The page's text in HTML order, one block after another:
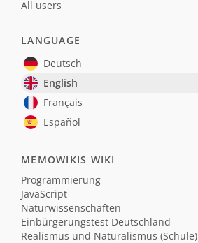
All users
LANGUAGE
Deutsch
English
Français
Español
MEMOWIKIS WIKI
Programmierung
JavaScript
Naturwissenschaften
Einbürgerungstest Deutschland
Realismus und Naturalismus (Schule)